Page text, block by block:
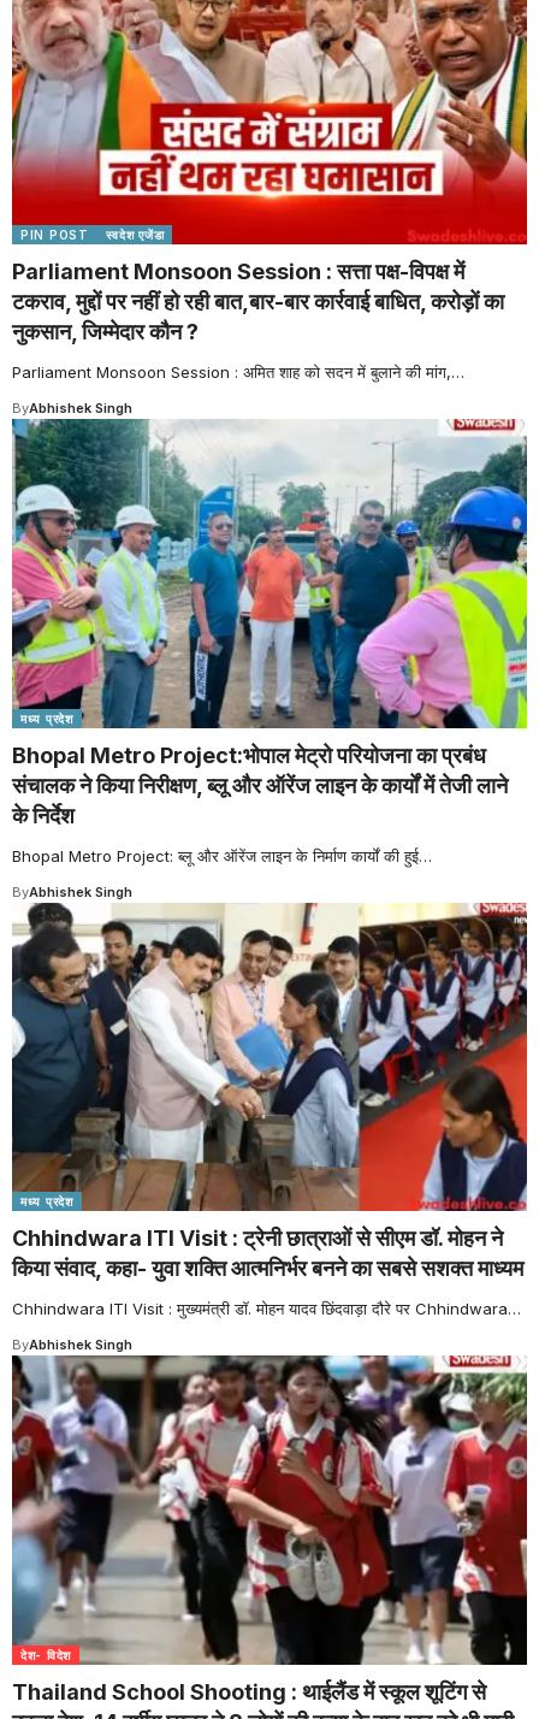
PIN POST स्वदेश एजेंडा
Parliament Monsoon Session : सत्ता पक्ष-विपक्ष में
टकराव, मुद्दों पर नहीं हो रही बात,बार-बार कार्रवाई बाधित, करोड़ों का
नुकसान, जिम्मेदार कौन ?
Parliament Monsoon Session : अमित शाह को सदन में बुलाने की मांग,…
ByAbhishek Singh
मध्य प्रदेश
Bhopal Metro Project:भोपाल मेट्रो परियोजना का प्रबंध
संचालक ने किया निरीक्षण, ब्लू और ऑरेंज लाइन के कार्यों में तेजी लाने
के निर्देश
Bhopal Metro Project: ब्लू और ऑरेंज लाइन के निर्माण कार्यों की हुई…
ByAbhishek Singh
मध्य प्रदेश
Chhindwara ITI Visit : ट्रेनी छात्राओं से सीएम डॉ. मोहन ने
किया संवाद, कहा- युवा शक्ति आत्मनिर्भर बनने का सबसे सशक्त माध्यम
Chhindwara ITI Visit : मुख्यमंत्री डॉ. मोहन यादव छिंदवाड़ा दौरे पर Chhindwara…
ByAbhishek Singh
देश- विदेश
Thailand School Shooting : थाईलैंड में स्कूल शूटिंग से